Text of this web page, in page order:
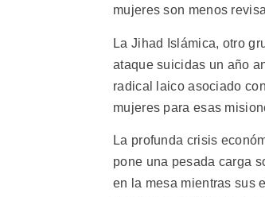
mujeres son menos
La Jihad Islámica, otro
ataque suicidas un año
radical laico asociado
mujeres para esas
La profunda crisis
pone una pesada carga
en la mesa mientras sus